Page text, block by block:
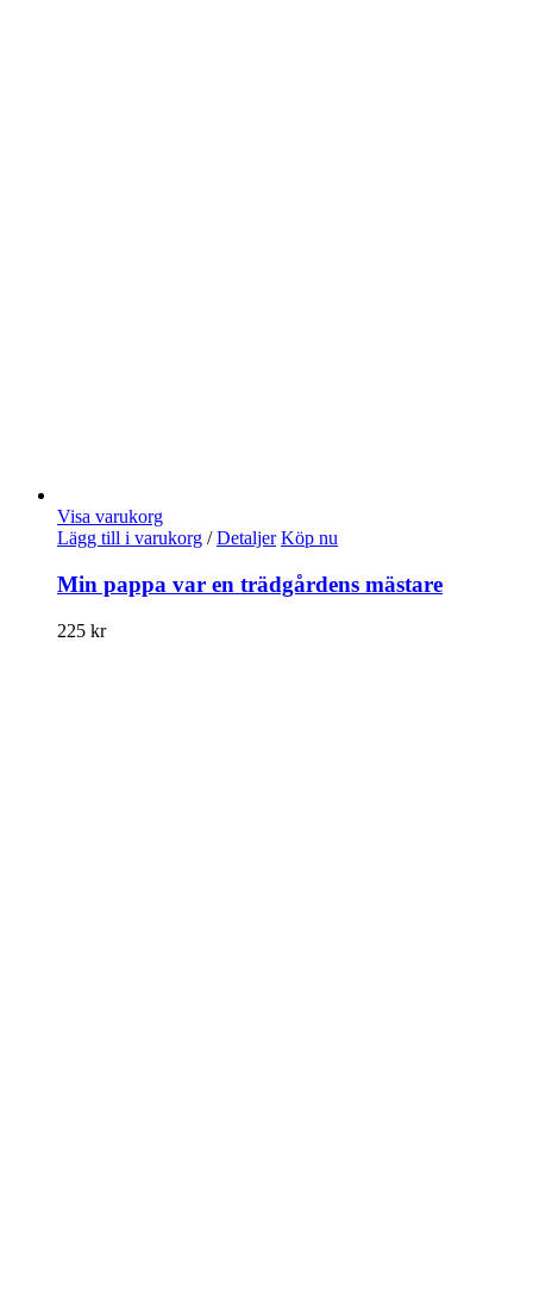
Visa varukorg
Lägg till i varukorg / Detaljer Köp nu
Min pappa var en trädgårdens mästare
225 kr